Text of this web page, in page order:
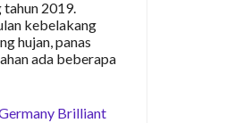
tahun 2019.
kebelakang
hujan, panas
ada beberapa
Brilliant